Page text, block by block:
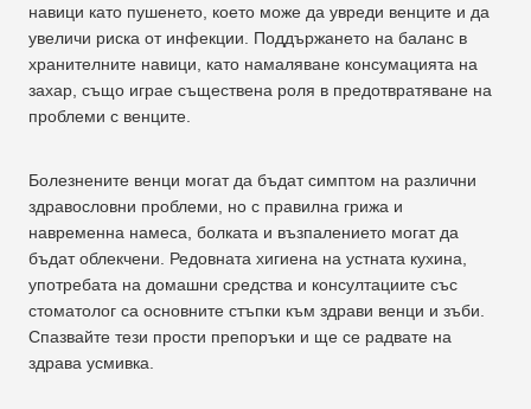
навици като пушенето, което може да увреди венците и да
увеличи риска от инфекции. Поддържането на баланс в
хранителните навици, като намаляване консумацията на
захар, също играе съществена роля в предотвратяване на
проблеми с венците.
Болезнените венци могат да бъдат симптом на различни
здравословни проблеми, но с правилна грижа и
навременна намеса, болката и възпалението могат да
бъдат облекчени. Редовната хигиена на устната кухина,
употребата на домашни средства и консултациите със
стоматолог са основните стъпки към здрави венци и зъби.
Спазвайте тези прости препоръки и ще се радвате на
здрава усмивка.